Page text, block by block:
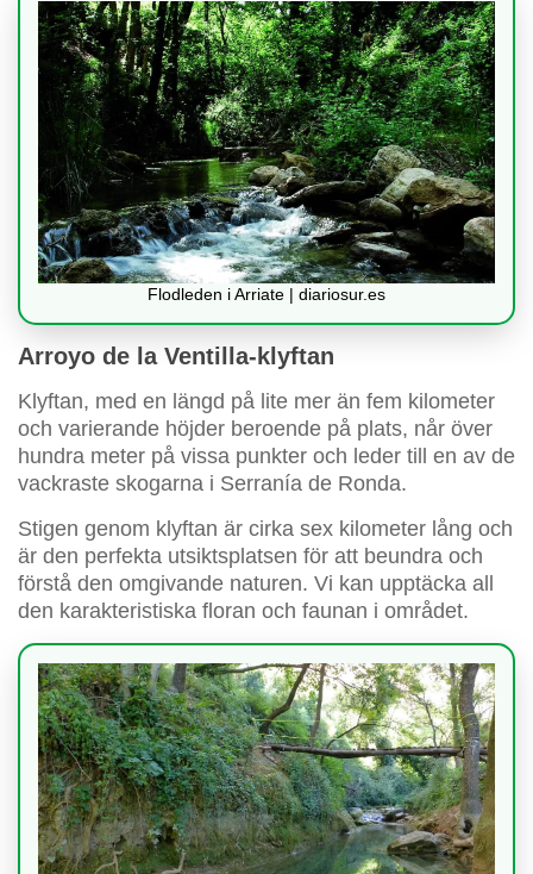
Flodleden i Arriate | diariosur.es
Arroyo de la Ventilla-klyftan
Klyftan, med en längd på lite mer än fem kilometer
och varierande höjder beroende på plats, når över
hundra meter på vissa punkter och leder till en av de
vackraste skogarna i Serranía de Ronda.
Stigen genom klyftan är cirka sex kilometer lång och
är den perfekta utsiktsplatsen för att beundra och
förstå den omgivande naturen. Vi kan upptäcka all
den karakteristiska floran och faunan i området.